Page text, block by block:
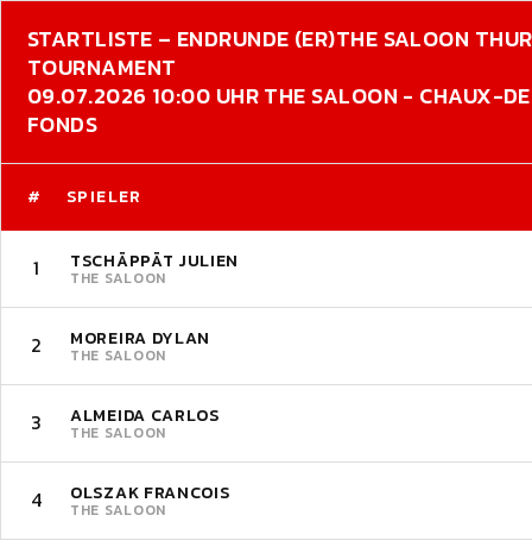
STARTLISTE – ENDRUNDE (ER)THE SALOON
TOURNAMENT
09.07.2026 10:00 UHR THE SALOON - CHAUX-
FONDS
# SPIELER
1 TSCHÄPPÄT JULIEN
THE SALOON
2 MOREIRA DYLAN
THE SALOON
3 ALMEIDA CARLOS
THE SALOON
4 OLSZAK FRANCOIS
THE SALOON